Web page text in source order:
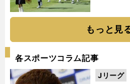
もっと見
各スポーツコラム記事
Jリーグ